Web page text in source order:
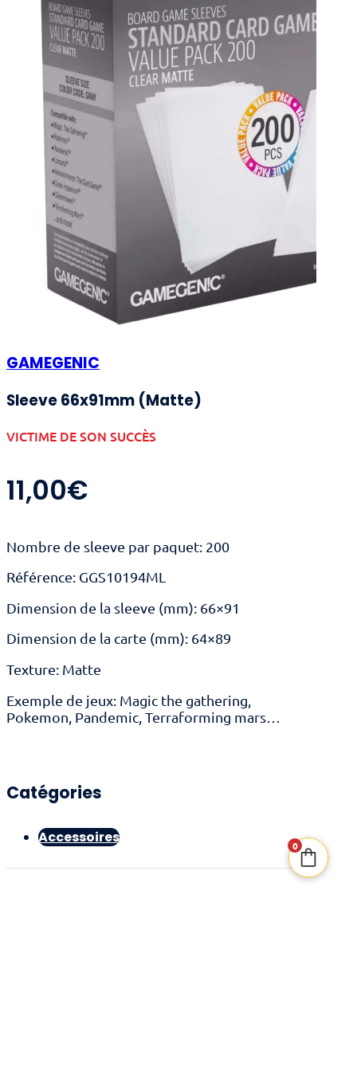
GAMEGENIC
Sleeve 66x91mm (Matte)
VICTIME DE SON SUCCÈS
11,00€
Nombre de sleeve par paquet: 200
Référence: GGS10194ML
Dimension de la sleeve (mm): 66×91
Dimension de la carte (mm): 64×89
Texture: Matte
Exemple de jeux: Magic the gathering,
Pokemon, Pandemic, Terraforming mars…
Catégories
Accessoires 0